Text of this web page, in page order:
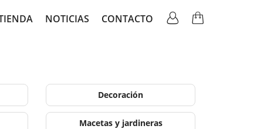
NOTICIAS CONTACTO
Decoración
Macetas y jardineras